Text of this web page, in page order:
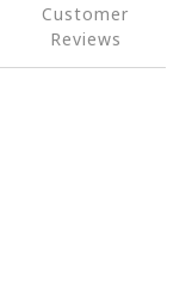
Customer
Reviews